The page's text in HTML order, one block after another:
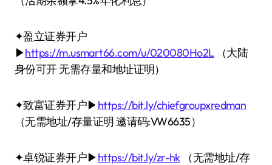
✦盈立证券开户
▶https://m.usmart66.com/u/020080Ho2L（大陆
身份可开 无需存量和地址证明）
✦致富证券开户▶https://bit.ly/chiefgroupxredman
（无需地址/存量证明 邀请码:VW6635）
✦卓锐证券开户▶https://bit.ly/zr-hk（无需地址/存